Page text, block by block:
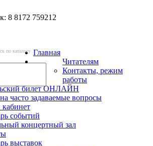
8 8172 759212
по каталогу Главная
Читателям
Контакты, режим
работы
билет ОНЛАЙН
часто задаваемые вопросы
событий
концертный зал
выставок